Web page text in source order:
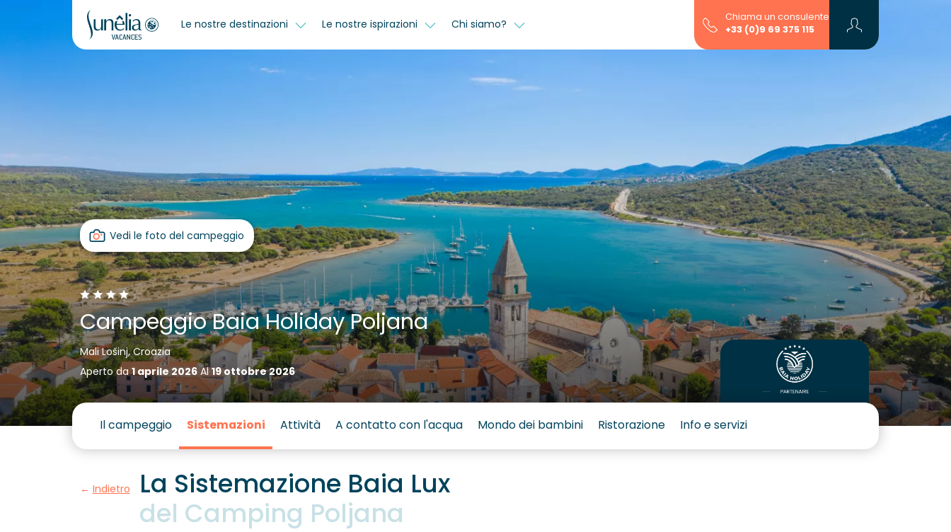
Le nostre destinazioni Le nostre ispirazioni Chi siamo?
Chiama un consulente
+33 (0)9 69 375 115
Vedi le foto del campeggio
Campeggio Baia Holiday Poljana
Mali Lošinj, Croazia
Aperto da1 aprile 2026Al19 ottobre 2026
Il campeggio Sistemazioni Attività A contatto con l'acqua Mondo dei bambini Ristorazione Info e servizi
Indietro
La Sistemazione Baia Lux
del Camping Poljana